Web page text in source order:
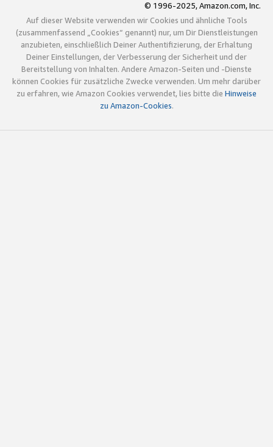
© 1996-2025, Amazon.com, Inc.
Auf dieser Website verwenden wir Cookies und ähnliche Tools
(zusammenfassend „Cookies“ genannt) nur, um Dir Dienstleistungen
anzubieten, einschließlich Deiner Authentifizierung, der Erhaltung
Deiner Einstellungen, der Verbesserung der Sicherheit und der
Bereitstellung von Inhalten. Andere Amazon-Seiten und -Dienste
können Cookies für zusätzliche Zwecke verwenden. Um mehr darüber
zu erfahren, wie Amazon Cookies verwendet, lies bitte die Hinweise
zu Amazon-Cookies.